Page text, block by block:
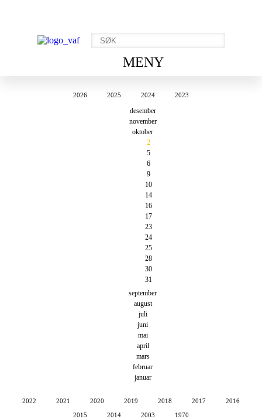
MENY
2026 2025 2024 2023
desember
november
oktober
2
5
6
9
10
14
16
17
23
24
25
28
30
31
september
august
juli
juni
mai
april
mars
februar
januar
2022 2021 2020 2019 2018 2017
2016
2015
2014 2003 1970